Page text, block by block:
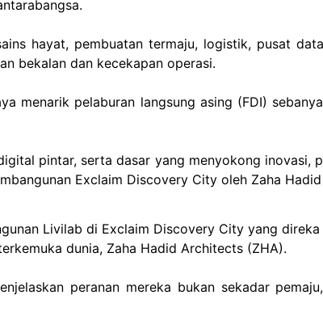
hayat, pembuatan termaju, logistik, pusat
bekalan dan kecekapan operasi.
menarik pelaburan langsung asing (FDI)
pintar, serta dasar yang menyokong
Exclaim Discovery City oleh Zaha
Livilab di Exclaim Discovery City yang
dunia, Zaha Hadid Architects (ZHA).
peranan mereka bukan sekadar